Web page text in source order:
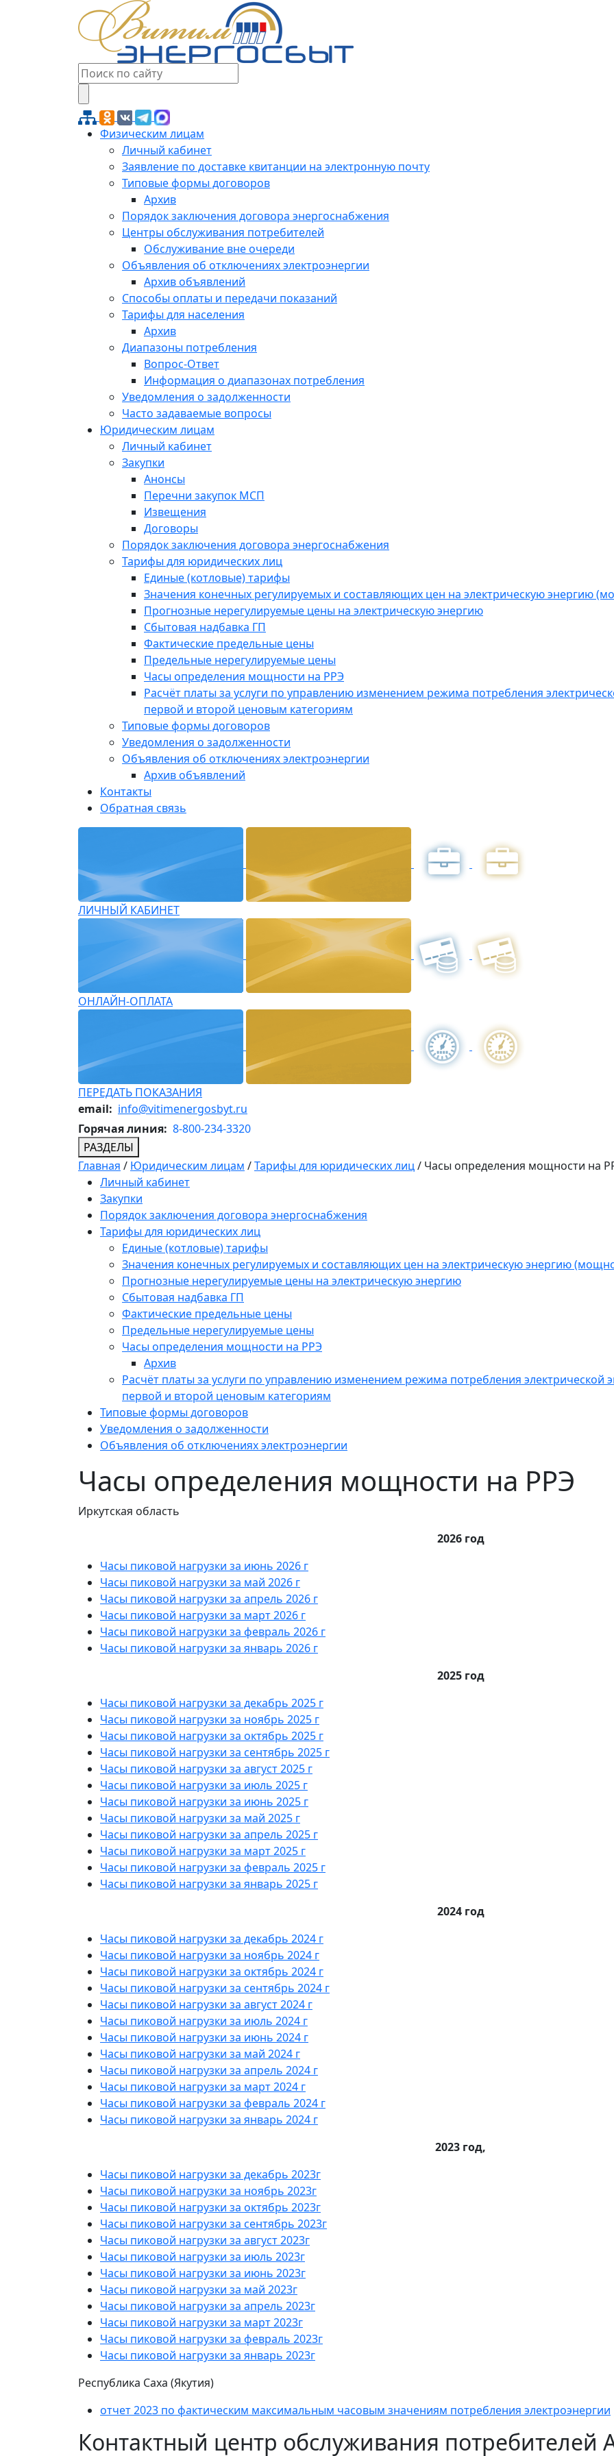
Физическим лицам
Личный кабинет
Заявление по доставке квитанции на электронную почту
Типовые формы договоров
Архив
Порядок заключения договора энергоснабжения
Центры обслуживания потребителей
Обслуживание вне очереди
Объявления об отключениях электроэнергии
Архив объявлений
Способы оплаты и передачи показаний
Тарифы для населения
Архив
Диапазоны потребления
Вопрос-Ответ
Информация о диапазонах потребления
Уведомления о задолженности
Часто задаваемые вопросы
Юридическим лицам
Личный кабинет
Закупки
Анонсы
Перечни закупок МСП
Извещения
Договоры
Порядок заключения договора энергоснабжения
Тарифы для юридических лиц
Единые (котловые) тарифы
Значения конечных регулируемых и составляющих цен на электрическую энергию
Прогнозные нерегулируемые цены на электрическую энергию
Сбытовая надбавка ГП
Фактические предельные цены
Предельные нерегулируемые цены
Часы определения мощности на РРЭ
Расчёт платы за услуги по управлению изменением режима потребления
первой и второй ценовым категориям
Типовые формы договоров
Уведомления о задолженности
Объявления об отключениях электроэнергии
Архив объявлений
Контакты
Обратная связь
ЛИЧНЫЙ КАБИНЕТ
ОНЛАЙН-ОПЛАТА
ПЕРЕДАТЬ ПОКАЗАНИЯ
email: info@vitimenergosbyt.ru
Горячая линия: 8-800-234-3320
РАЗДЕЛЫ
Главная / Юридическим лицам /Тарифы для юридических лиц/ Часы определения мощности на
Личный кабинет
Закупки
Порядок заключения договора энергоснабжения
Тарифы для юридических лиц
Единые (котловые) тарифы
Значения конечных регулируемых и составляющих цен на электрическую энергию
Прогнозные нерегулируемые цены на электрическую энергию
Сбытовая надбавка ГП
Фактические предельные цены
Предельные нерегулируемые цены
Часы определения мощности на РРЭ
Архив
Расчёт платы за услуги по управлению изменением режима потребления
первой и второй ценовым категориям
Типовые формы договоров
Уведомления о задолженности
Объявления об отключениях электроэнергии
Часы определения мощности на РРЭ
Иркутская область
2026 год
Часы пиковой нагрузки за июнь 2026 г
Часы пиковой нагрузки за май 2026 г
Часы пиковой нагрузки за апрель 2026 г
Часы пиковой нагрузки за март 2026 г
Часы пиковой нагрузки за февраль 2026 г
Часы пиковой нагрузки за январь 2026 г
2025 год
Часы пиковой нагрузки за декабрь 2025 г
Часы пиковой нагрузки за ноябрь 2025 г
Часы пиковой нагрузки за октябрь 2025 г
Часы пиковой нагрузки за сентябрь 2025 г
Часы пиковой нагрузки за август 2025 г
Часы пиковой нагрузки за июль 2025 г
Часы пиковой нагрузки за июнь 2025 г
Часы пиковой нагрузки за май 2025 г
Часы пиковой нагрузки за апрель 2025 г
Часы пиковой нагрузки за март 2025 г
Часы пиковой нагрузки за февраль 2025 г
Часы пиковой нагрузки за январь 2025 г
2024 год
Часы пиковой нагрузки за декабрь 2024 г
Часы пиковой нагрузки за ноябрь 2024 г
Часы пиковой нагрузки за октябрь 2024 г
Часы пиковой нагрузки за сентябрь 2024 г
Часы пиковой нагрузки за август 2024 г
Часы пиковой нагрузки за июль 2024 г
Часы пиковой нагрузки за июнь 2024 г
Часы пиковой нагрузки за май 2024 г
Часы пиковой нагрузки за апрель 2024 г
Часы пиковой нагрузки за март 2024 г
Часы пиковой нагрузки за февраль 2024 г
Часы пиковой нагрузки за январь 2024 г
2023 год,
Часы пиковой нагрузки за декабрь 2023г
Часы пиковой нагрузки за ноябрь 2023г
Часы пиковой нагрузки за октябрь 2023г
Часы пиковой нагрузки за сентябрь 2023г
Часы пиковой нагрузки за август 2023г
Часы пиковой нагрузки за июль 2023г
Часы пиковой нагрузки за июнь 2023г
Часы пиковой нагрузки за май 2023г
Часы пиковой нагрузки за апрель 2023г
Часы пиковой нагрузки за март 2023г
Часы пиковой нагрузки за февраль 2023г
Часы пиковой нагрузки за январь 2023г
Республика Саха (Якутия)
отчет 2023 по фактическим максимальным часовым значениям потребления электроэнергии
Контактный центр обслуживания потребителей